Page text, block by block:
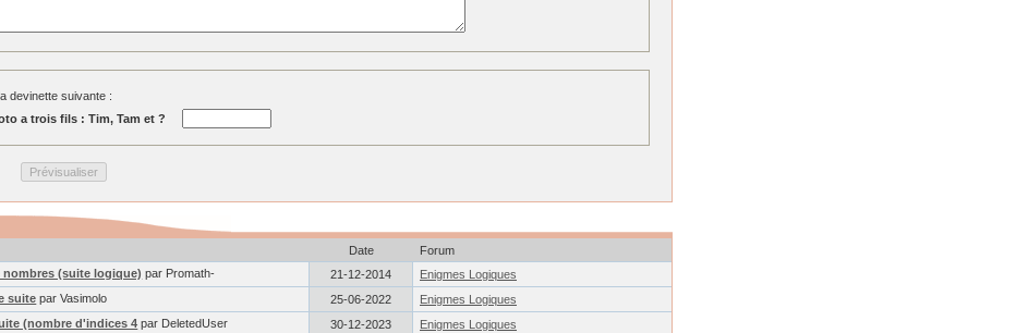
devinette suivante :
a trois fils : Tim, Tam et ?
Date
Forum
nombres (suite logique) par Promath- 21-12-2014
Enigmes Logiques
suite par Vasimolo 25-06-2022
Enigmes Logiques
(nombre d'indices 4 par DeletedUser 30-12-2023
Enigmes Logiques